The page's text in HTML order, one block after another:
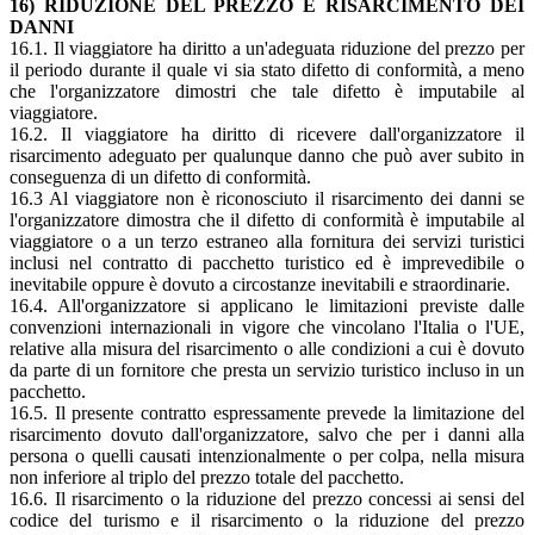
16) RIDUZIONE DEL PREZZO E RISARCIMENTO DEI
DANNI
16.1. Il viaggiatore ha diritto a un'adeguata riduzione del prezzo per
il periodo durante il quale vi sia stato difetto di conformità, a meno
che l'organizzatore dimostri che tale difetto è imputabile al
viaggiatore.
16.2. Il viaggiatore ha diritto di ricevere dall'organizzatore il
risarcimento adeguato per qualunque danno che può aver subito in
conseguenza di un difetto di conformità.
16.3 Al viaggiatore non è riconosciuto il risarcimento dei danni se
l'organizzatore dimostra che il difetto di conformità è imputabile al
viaggiatore o a un terzo estraneo alla fornitura dei servizi turistici
inclusi nel contratto di pacchetto turistico ed è imprevedibile o
inevitabile oppure è dovuto a circostanze inevitabili e straordinarie.
16.4. All'organizzatore si applicano le limitazioni previste dalle
convenzioni internazionali in vigore che vincolano l'Italia o l'UE,
relative alla misura del risarcimento o alle condizioni a cui è dovuto
da parte di un fornitore che presta un servizio turistico incluso in un
pacchetto.
16.5. Il presente contratto espressamente prevede la limitazione del
risarcimento dovuto dall'organizzatore, salvo che per i danni alla
persona o quelli causati intenzionalmente o per colpa, nella misura
non inferiore al triplo del prezzo totale del pacchetto.
16.6. Il risarcimento o la riduzione del prezzo concessi ai sensi del
codice del turismo e il risarcimento o la riduzione del prezzo